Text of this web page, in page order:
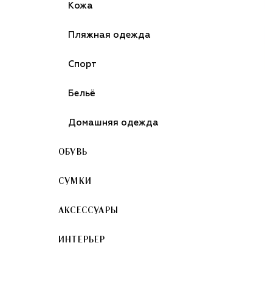
Кожа
Пляжная одежда
Спорт
Бельё
Домашняя одежда
ОБУВЬ
СУМКИ
АКСЕССУАРЫ
ИНТЕРЬЕР